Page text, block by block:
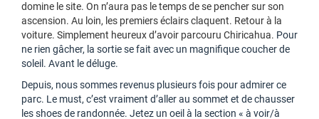
domine le site. On n’aura pas le temps de se pencher sur son
ascension. Au loin, les premiers éclairs claquent. Retour à la
voiture. Simplement heureux d’avoir parcouru Chiricahua. Pour
ne rien gâcher, la sortie se fait avec un magnifique coucher de
soleil. Avant le déluge.
Depuis, nous sommes revenus plusieurs fois pour admirer ce
parc. Le must, c’est vraiment d’aller au sommet et de chausser
les shoes de randonnée. Jetez un oeil à la section « à voir/à